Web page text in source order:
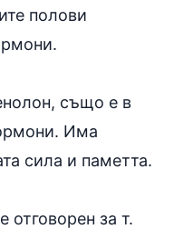
полови
също е в
Има
сила и паметта.
отговорен за т.